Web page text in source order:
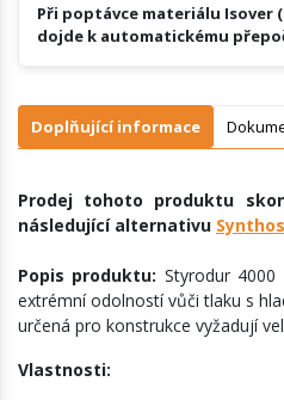
Při poptávce materiálu Isover
dojde k automatickému
Doplňující informace
Prodej tohoto produktu
následující alternativu
Popis produktu: Styrodur 4000
extrémní odolností vůči tlaku s
určená pro konstrukce vyžadují
Vlastnosti: